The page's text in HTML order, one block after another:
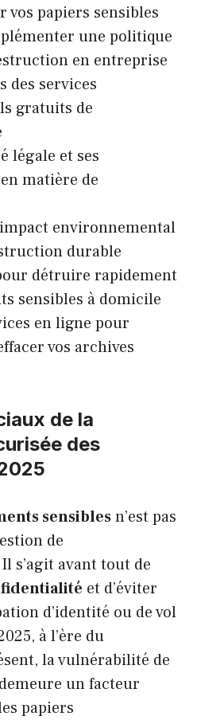
papiers sensibles
une politique
en entreprise
des services
gratuits de
légale et ses
matière de
environnemental
durable
détruire rapidement
sensibles à domicile
en ligne pour
vos archives
de la
des
sensiblesn’est pas
de
s’agit avant tout de
et d’éviter
d’identité ou de vol
à l’ère du
la vulnérabilité de
un facteur
papiers